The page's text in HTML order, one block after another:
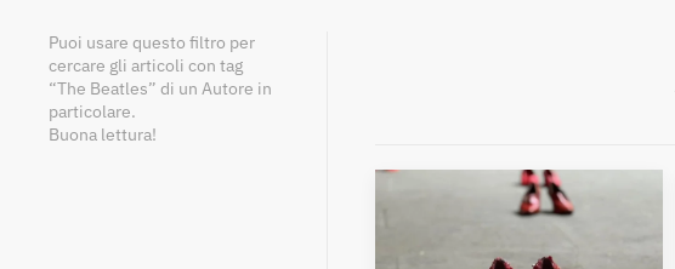
Puoi usare questo filtro per
cercare gli articoli con tag
“The Beatles” di un Autore in
particolare.
Buona lettura!